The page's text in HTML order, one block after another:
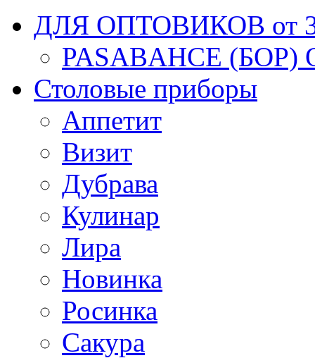
ДЛЯ ОПТОВИКОВ от
PASABAHCE (БОР)
Столовые приборы
Аппетит
Визит
Дубрава
Кулинар
Лира
Новинка
Росинка
Сакура